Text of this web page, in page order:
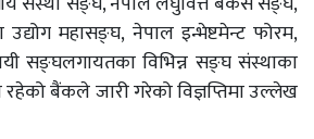
महासङ्घ, नेपाल इन्भेष्टमेन्ट फोरम,
सङ्घलगायतका विभिन्न सङ्घ संस्थाका
रहेको बैंकले जारी गरेको विज्ञप्तिमा उल्लेख